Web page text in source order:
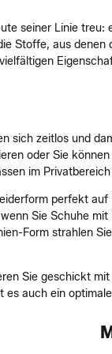
seiner Linie
Stoffe, aus
sich zeitlos und
oder Sie
im
perfekt
Sie Schuhe
Form strahlen
Sie geschickt
es auch ein